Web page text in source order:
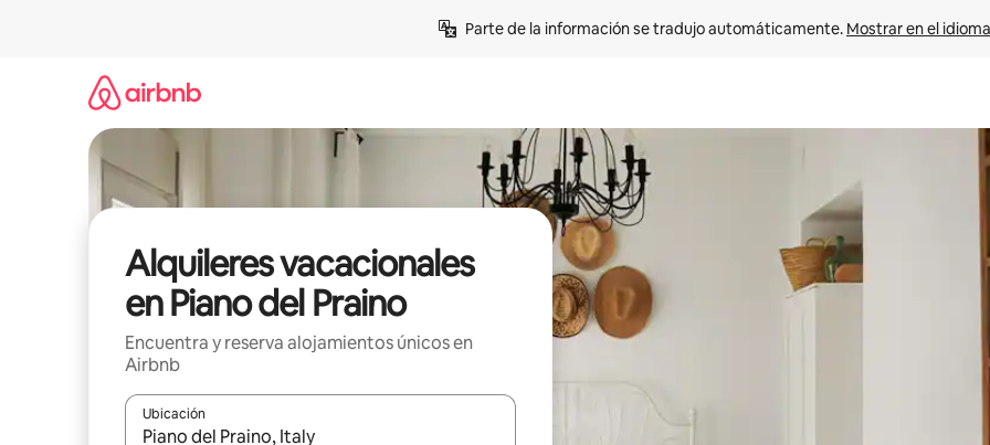
Parte de la información se tradujo automáticamente. Mostrar en el
Alquileres vacacionales
en Piano del Praino
Encuentra y reserva alojamientos únicos en
Airbnb
Ubicación
Cuando los resultados estén disponibles, navega con las teclas de flecha hacia arriba y hacia abajo o explora con el